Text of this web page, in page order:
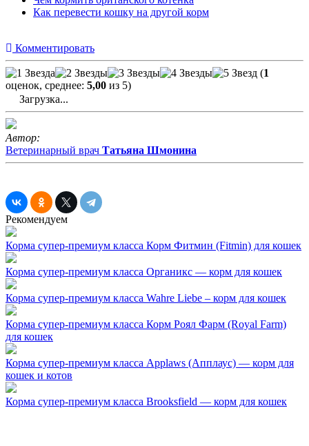
Как перевести кошку на другой корм
Комментировать
(1
оценок, среднее: 5,00 из 5)
Загрузка...
Автор:
Ветеринарный врач Татьяна Шмонина
Рекомендуем
Корма супер-премиум класса Корм Фитмин (Fitmin) для кошек
Корма супер-премиум класса Органикс — корм для кошек
Корма супер-премиум класса Wahre Liebe – корм для кошек
Корма супер-премиум класса Корм Роял Фарм (Royal Farm)
для кошек
Корма супер-премиум класса Applaws (Апплаус) — корм для
кошек и котов
Корма супер-премиум класса Brooksfield — корм для кошек